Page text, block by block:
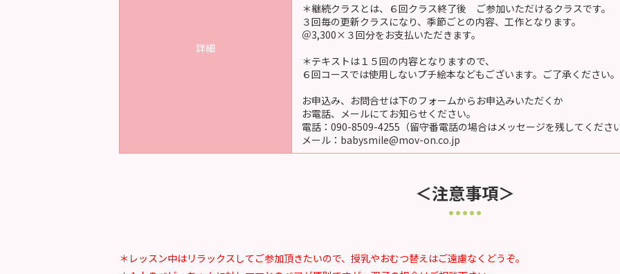
詳細
＊継続クラスとは、６回クラス終了後 ご参加いただけるクラスです。
３回毎の更新クラスになり、季節ごとの内容、工作となります。
＠3,300×３回分をお支払いただきます。
＊テキストは１５回の内容となりますので、
６回コースでは使用しないプチ絵本などもございます。ご了承ください。
お申込み、お問合せは下のフォームからお申込みいただくか
お電話、メールにてお知らせください。
電話：090-8509-4255（留守番電話の場合はメッセージを残してくださ
メール：babysmile@mov-on.co.jp
＜注意事項＞
＊レッスン中はリラックスしてご参加頂きたいので、 授乳やおむつ替えはご遠慮なくどうぞ。